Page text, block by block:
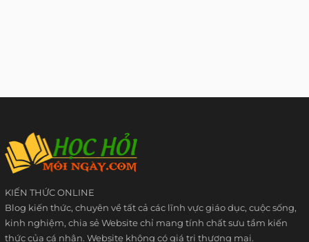
KIẾN THỨC ONLINE
Blog kiến thức, chuyên về tất cả các lĩnh vực giáo dục, cuộc sống,
kinh nghiệm, chia sẻ Website chỉ mang tính chất sưu tầm kiến
thức của cá nhân. Website không có giá trị thương mại.